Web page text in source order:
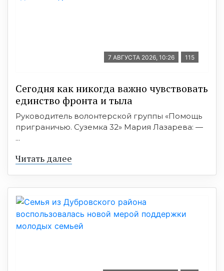
7 АВГУСТА 2026, 10:26 115
Сегодня как никогда важно чувствовать
единство фронта и тыла
Руководитель волонтерской группы «Помощь
приграничью. Суземка 32» Мария Лазарева: —
...
Читать далее